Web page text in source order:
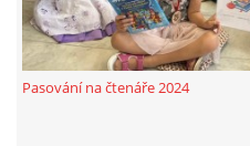
Pasování na čtenáře 2024